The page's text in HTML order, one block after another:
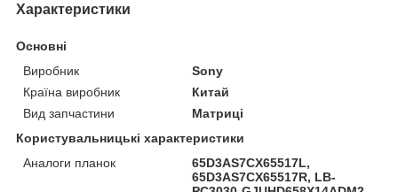
Характеристики
Основні
Виробник
Sony
Країна виробник
Китай
Вид запчастини
Матриці
Користувальницькі характеристики
Аналоги планок
65D3AS7CX65517L,
65D3AS7CX65517R, LB-